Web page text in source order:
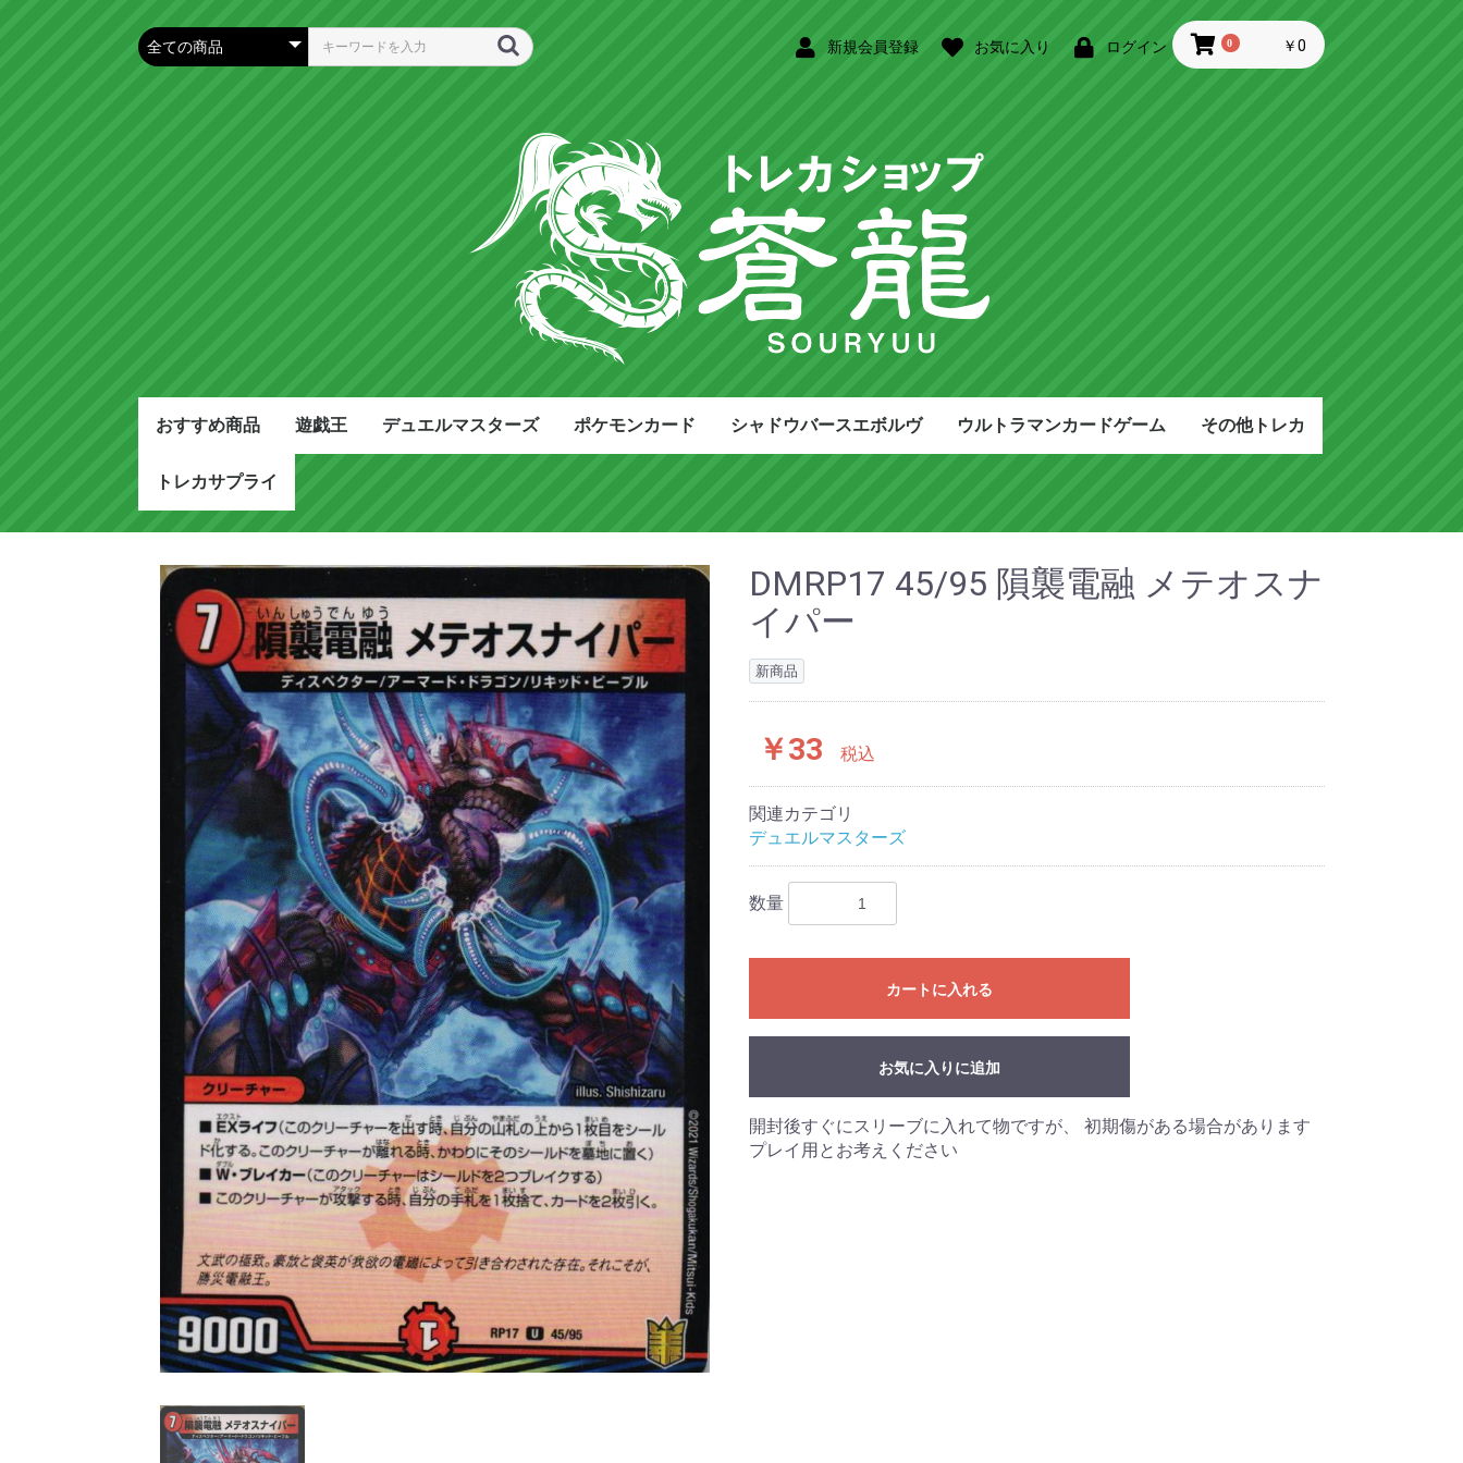
新規会員登録 お気に入り ログイン 0 ￥0
おすすめ商品 遊戯王 デュエルマスターズ ポケモンカード シャドウバースエボルヴ ウルトラマンカードゲーム その他トレカ
トレカサプライ
DMRP17 45/95 隕襲電融 メテオスナ
イパー
新商品
￥33 税込
関連カテゴリ
デュエルマスターズ
数量
カートに入れる
お気に入りに追加
開封後すぐにスリーブに入れて物ですが、 初期傷がある場合があります
プレイ用とお考えください